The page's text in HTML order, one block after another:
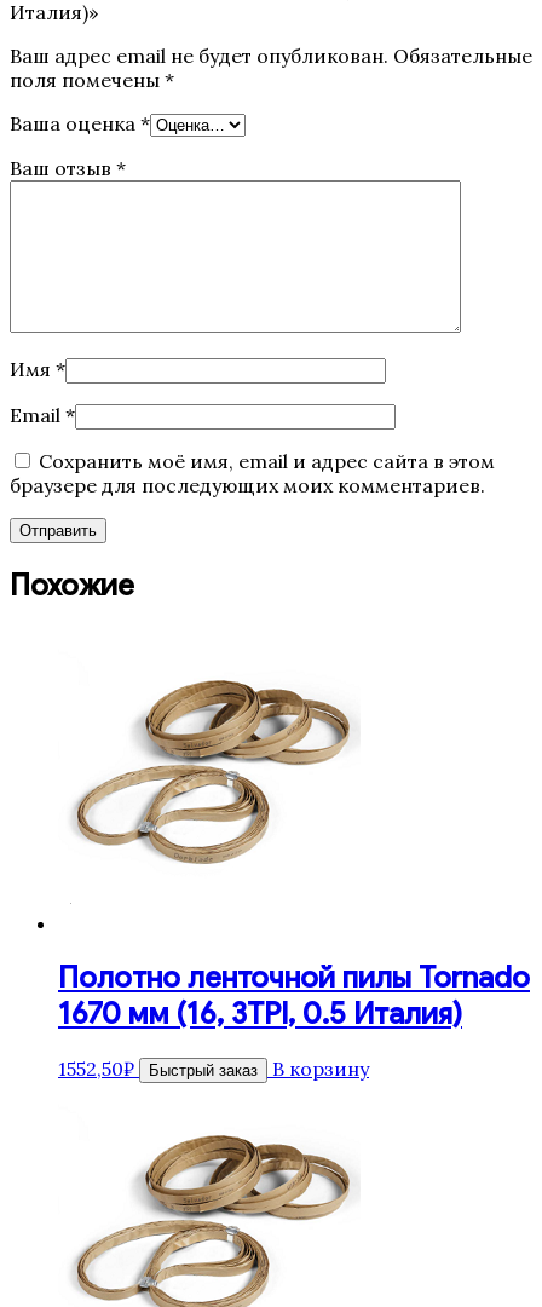
Италия)»
Ваш адрес email не будет опубликован. Обязательные
поля помечены *
Ваша оценка *
Ваш отзыв *
Имя *
Email *
Сохранить моё имя, email и адрес сайта в этом
браузере для последующих моих комментариев.
Похожие
Полотно ленточной пилы Tornado
1670 мм (16, 3TPI, 0.5 Италия)
1552,50₽ Быстрый заказ В корзину